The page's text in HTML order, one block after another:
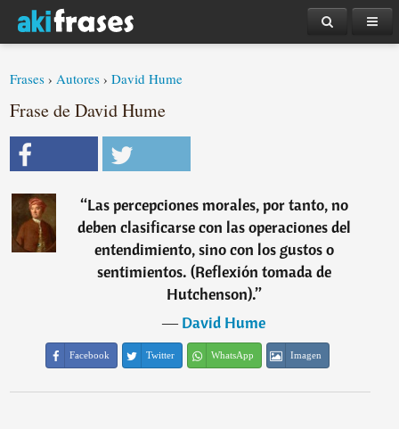
Frases ›Autores ›David Hume
Frase de David Hume
“Las percepciones morales, por tanto, no
deben clasificarse con las operaciones del
entendimiento, sino con los gustos o
sentimientos. (Reflexión tomada de
Hutchenson).”
―David Hume
Facebook Twitter WhatsApp Imagen